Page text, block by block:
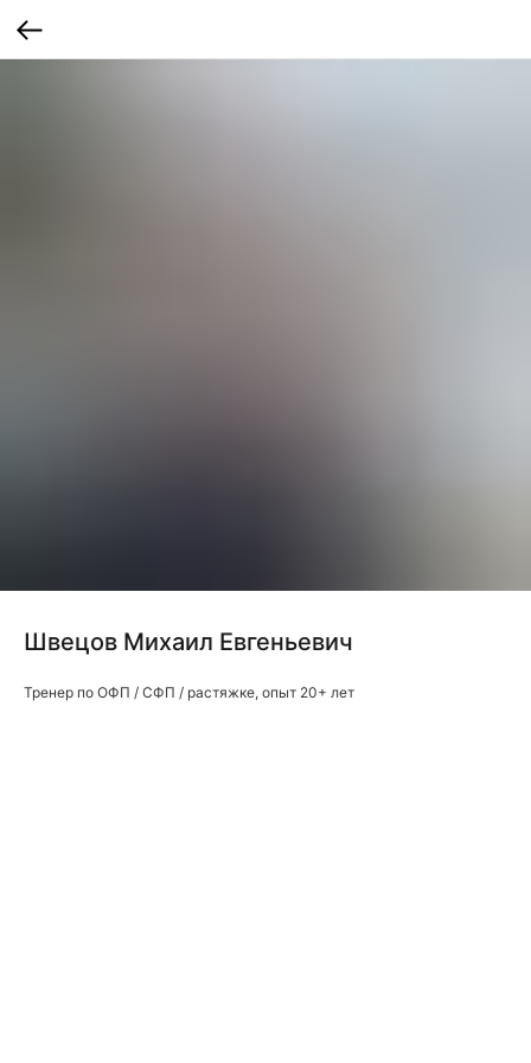
Швецов Михаил Евгеньевич
Тренер по ОФП / СФП / растяжке, опыт 20+ лет